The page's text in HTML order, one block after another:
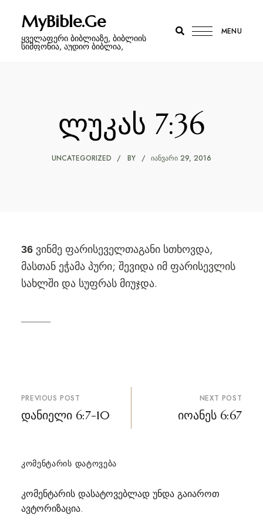
MyBible.Ge
ყველაფერი ბიბლიაზე, ბიბლიის
სიმფონია, აუდიო ბიბლია,
MENU
ლუკას 7:36
UNCATEGORIZED BY ᲘᲐᲜᲕᲐᲠᲘ 29, 2016
36 ვინმე ფარისეველთაგანი სთხოვდა,
მასთან ეჭამა პური; შევიდა იმ ფარისევლის
სახლში და სუფრას მიუჯდა.
პოსტის
ნავიგაცია
PREVIOUS POST
დანიელი 6:7-10
NEXT POST
იოანეს 6:67
ᲙᲝᲛᲔᲜᲢᲐᲠᲘᲡ ᲓᲐᲢᲝᲕᲔᲑᲐ
კომენტარის დასატოვებლად უნდა გაიაროთ
ავტორიზაცია.